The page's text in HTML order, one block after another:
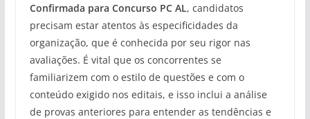
Confirmada para Concurso PC AL, candidatos
precisam estar atentos às especificidades da
organização, que é conhecida por seu rigor nas
avaliações. É vital que os concorrentes se
familiarizem com o estilo de questões e com o
conteúdo exigido nos editais, e isso inclui a análise
de provas anteriores para entender as tendências e